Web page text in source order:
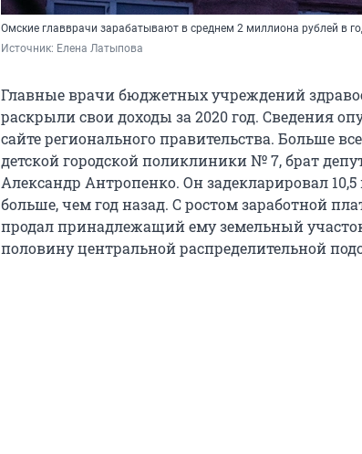
Омские главврачи зарабатывают в среднем 2 миллиона рублей в
Источник: Елена Латыпова
Главные врачи бюджетных учреждений
раскрыли свои доходы за 2020 год. Сведения
сайте регионального правительства. Больше
детской городской поликлиники № 7, брат
Александр Антропенко. Он задекларировал
больше, чем год назад. С ростом заработной
продал принадлежащий ему земельный
половину центральной распределительной